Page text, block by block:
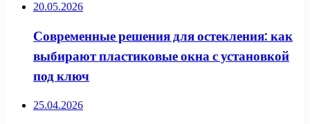
20.05.2026
Современные решения для остекления: как
выбирают пластиковые окна с установкой
под ключ
25.04.2026